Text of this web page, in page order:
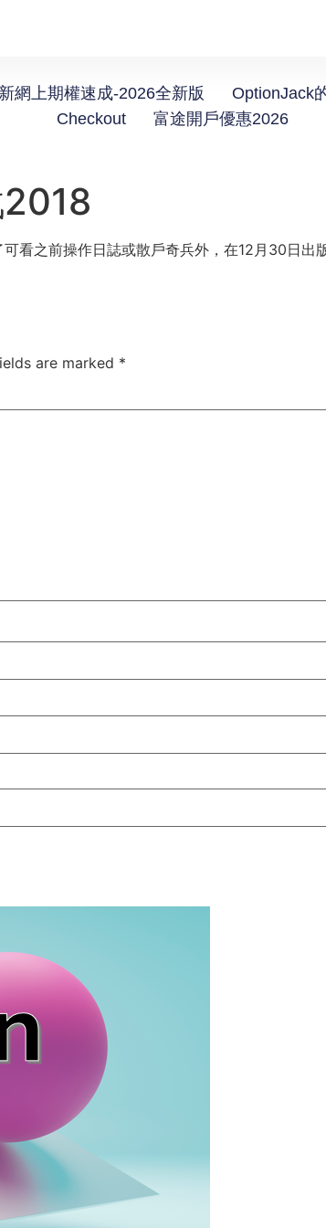
網上期權速成-2026全新版 OptionJack
Checkout
富途開戶優惠2026
看之前操作日誌或散戶奇兵外，在12月30日出
are marked *